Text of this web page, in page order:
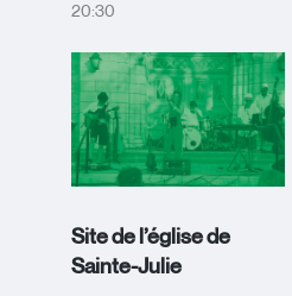
20:30
Site de l’église de
Sainte-Julie